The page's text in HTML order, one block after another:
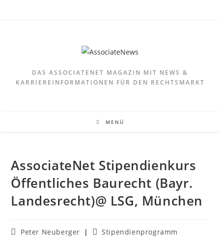
DAS ASSOCIATENET MAGAZIN MIT NEWS &
KARRIEREINFORMATIONEN FÜR DEN RECHTSMARKT
MENÜ
AssociateNet Stipendienkurs
Öffentliches Baurecht (Bayr.
Landesrecht)@ LSG, München
Peter Neuberger Stipendienprogramm